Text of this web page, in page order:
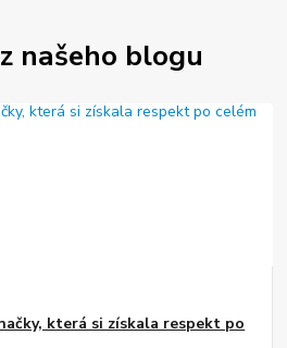
našeho blogu
která si získala respekt po